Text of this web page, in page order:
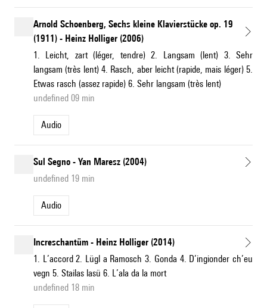
Arnold Schoenberg, Sechs kleine Klavierstücke op. 19
(1911) - Heinz Holliger (2006)
1. Leicht, zart (léger, tendre) 2. Langsam (lent) 3. Sehr
langsam (très lent) 4. Rasch, aber leicht (rapide, mais léger) 5.
Etwas rasch (assez rapide) 6. Sehr langsam (très lent)
undefined 09 min
Audio
Sul Segno - Yan Maresz (2004)
undefined 19 min
Audio
Increschantüm - Heinz Holliger (2014)
1. L’accord 2. Lügl a Ramosch 3. Gonda 4. D’ingionder ch’eu
vegn 5. Stailas lasü 6. L’ala da la mort
undefined 18 min